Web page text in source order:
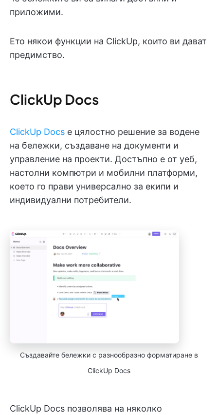
приложими.
Ето някои функции на ClickUp, които ви дават
предимство.
ClickUp Docs
ClickUp Docs е цялостно решение за водене
на бележки, създаване на документи и
управление на проекти. Достъпно е от уеб,
настолни компютри и мобилни платформи,
което го прави универсално за екипи и
индивидуални потребители.
Създавайте бележки с разнообразно форматиране в
ClickUp Docs
ClickUp Docs позволява на няколко